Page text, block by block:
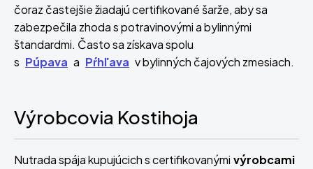
čoraz častejšie žiadajú certifikované šarže, aby sa
zabezpečila zhoda s potravinovými a bylinnými
štandardmi. Často sa získava spolu
s Púpava a Pŕhľava v bylinných čajových zmesiach.
Výrobcovia Kostihoja
Nutrada spája kupujúcich s certifikovanými výrobcami